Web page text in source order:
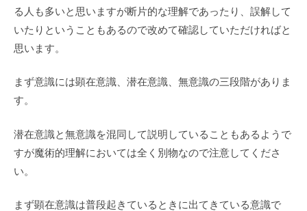
る人も多いと思いますが断片的な理解であったり、誤解して
いたりということもあるので改めて確認していただければと
思います。
まず意識には顕在意識、潜在意識、無意識の三段階がありま
す。
潜在意識と無意識を混同して説明していることもあるようで
すが魔術的理解においては全く別物なので注意してくださ
い。
まず顕在意識は普段起きているときに出てきている意識で